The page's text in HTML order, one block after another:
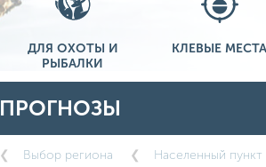
ДЛЯ ОХОТЫ И
РЫБАЛКИ
КЛЕВЫЕ МЕСТА
ПРОГНОЗЫ
Выбор региона Населенный пункт